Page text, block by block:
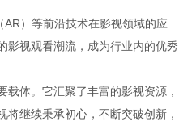
）等前沿技术在影视领域的应
影视观看潮流，成为行业内的优秀
体。它汇聚了丰富的影视资源，
继续秉承初心，不断突破创新，